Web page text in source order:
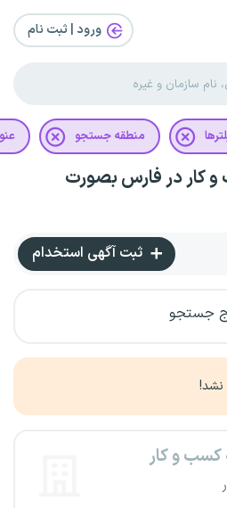
ورود | ثبت‌ نام
منطقه جستجو
کار در فارس بصورت
ثبت آگهی استخدام
جستجو
نشد!
و کار